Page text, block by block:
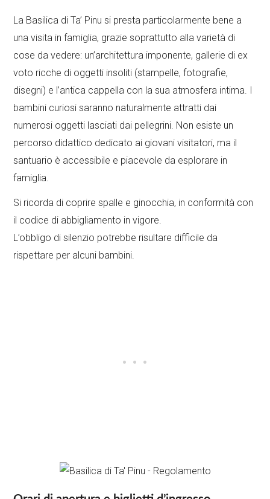
La Basilica di Ta’ Pinu si presta particolarmente bene a
una visita in famiglia, grazie soprattutto alla varietà di
cose da vedere: un’architettura imponente, gallerie di ex
voto ricche di oggetti insoliti (stampelle, fotografie,
disegni) e l’antica cappella con la sua atmosfera intima. I
bambini curiosi saranno naturalmente attratti dai
numerosi oggetti lasciati dai pellegrini. Non esiste un
percorso didattico dedicato ai giovani visitatori, ma il
santuario è accessibile e piacevole da esplorare in
famiglia.
Si ricorda di coprire spalle e ginocchia, in conformità con
il codice di abbigliamento in vigore.
L’obbligo di silenzio potrebbe risultare difficile da
rispettare per alcuni bambini.